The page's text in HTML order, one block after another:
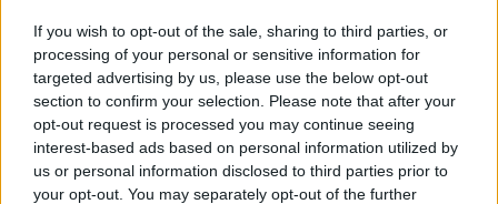
If you wish to opt-out of the sale, sharing to third parties, or
processing of your personal or sensitive information for
targeted advertising by us, please use the below opt-out
section to confirm your selection. Please note that after your
opt-out request is processed you may continue seeing
interest-based ads based on personal information utilized by
us or personal information disclosed to third parties prior to
your opt-out. You may separately opt-out of the further
Zacznij pisać, żeby zobaczyć wyniki lub przyciśnij ESC,
by zamknąć
ZOBACZ WSZYSTKIE WYNIKI